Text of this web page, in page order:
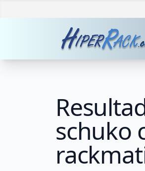
schuko